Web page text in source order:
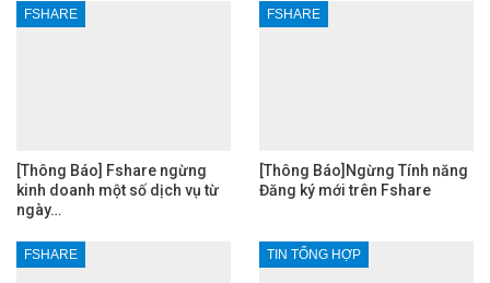
FSHARE
[Thông Báo] Fshare ngừng
kinh doanh một số dịch vụ từ
ngày…
FSHARE
[Thông Báo]Ngừng Tính năng
Đăng ký mới trên Fshare
FSHARE TIN TỔNG HỢP